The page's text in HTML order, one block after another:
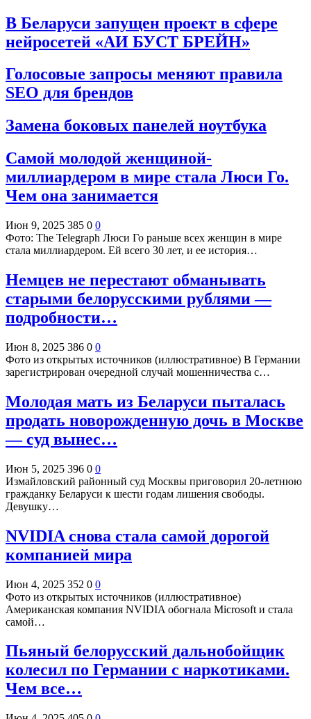
В Беларуси запущен проект в сфере
нейросетей «АИ БУСТ БРЕЙН»
Голосовые запросы меняют правила
SEO для брендов
Замена боковых панелей ноутбука
Самой молодой женщиной-
миллиардером в мире стала Люси Го.
Чем она занимается
Июн 9, 2025 385 0 0
Фото: The Telegraph Люси Го раньше всех женщин в мире
стала миллиардером. Ей всего 30 лет, и ее история…
Немцев не перестают обманывать
старыми белорусскими рублями —
подробности…
Июн 8, 2025 386 0 0
Фото из открытых источников (иллюстративное) В Германии
зарегистрирован очередной случай мошенничества с…
Молодая мать из Беларуси пыталась
продать новорожденную дочь в Москве
— cуд вынес…
Июн 5, 2025 396 0 0
Измайловский районный суд Москвы приговорил 20-летнюю
гражданку Беларуси к шести годам лишения свободы.
Девушку…
NVIDIA снова стала самой дорогой
компанией мира
Июн 4, 2025 352 0 0
Фото из открытых источников (иллюстративное)
Американская компания NVIDIA обогнала Microsoft и стала
самой…
Пьяный белорусский дальнобойщик
колесил по Германии с наркотиками.
Чем все…